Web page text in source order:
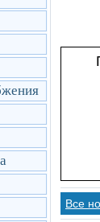
Все